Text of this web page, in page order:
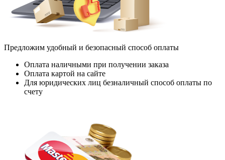
Предложим удобный и безопасный способ оплаты
Оплата наличными при получении заказа
Оплата картой на сайте
Для юридических лиц безналичный способ оплаты по
счету